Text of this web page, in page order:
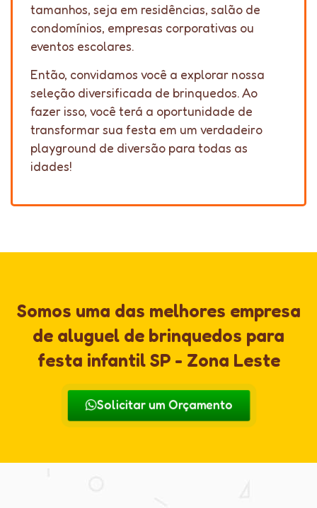
tamanhos, seja em residências, salão de
condomínios, empresas corporativas ou
eventos escolares.
Então, convidamos você a explorar nossa
seleção diversificada de brinquedos. Ao
fazer isso, você terá a oportunidade de
transformar sua festa em um verdadeiro
playground de diversão para todas as
idades!
Somos uma das melhores empresa
de aluguel de brinquedos para
festa infantil SP - Zona Leste
Solicitar um Orçamento